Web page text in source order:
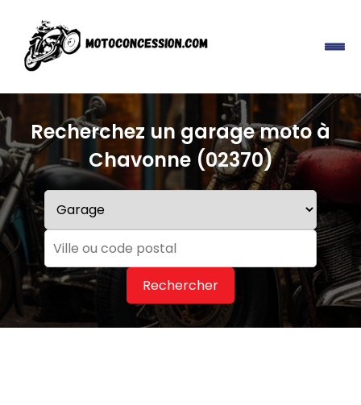
Recherchez un garage moto à
Chavonne (02370)
Rechercher